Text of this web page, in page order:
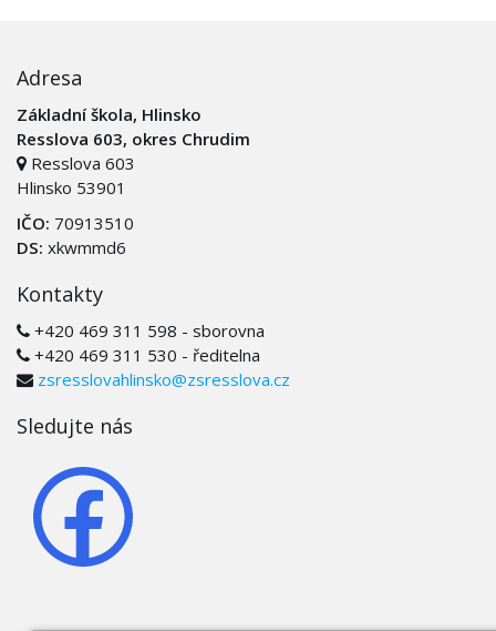
Adresa
Základní škola, Hlinsko
Resslova 603, okres Chrudim
Resslova 603
Hlinsko 53901
IČO: 70913510
DS: xkwmmd6
Kontakty
+420 469 311 598 - sborovna
+420 469 311 530 - ředitelna
zsresslovahlinsko@zsresslova.cz
Sledujte nás